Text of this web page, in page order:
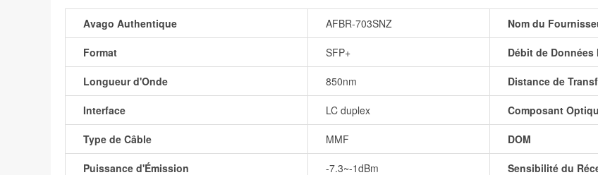
Avago Authentique AFBR-703SNZ Nom du
Format SFP+ Débit de Données
Longueur d'Onde 850nm Distance de
Interface LC duplex Composant
Type de Câble MMF DOM
Puissance d'Émission -7.3~-1dBm Sensibilité du